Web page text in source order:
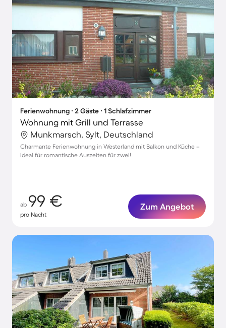
Ferienwohnung ∙ 2 Gäste ∙ 1 Schlafzimmer
Wohnung mit Grill und Terrasse
Munkmarsch, Sylt, Deutschland
Charmante Ferienwohnung in Westerland mit Balkon und Küche –
ideal für romantische Auszeiten für zwei!
ab 99 €
pro Nacht
Zum Angebot